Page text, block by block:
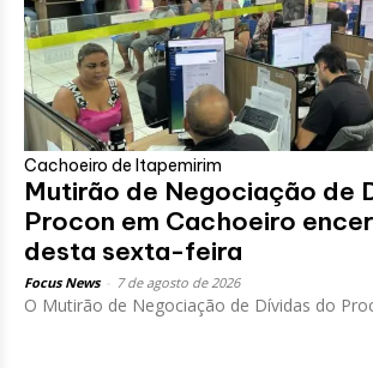
Cachoeiro de Itapemirim
Mutirão de Negociação de
Procon em Cachoeiro
desta sexta-feira
Focus News 7 de agosto de 2026
O Mutirão de Negociação de Dívidas do